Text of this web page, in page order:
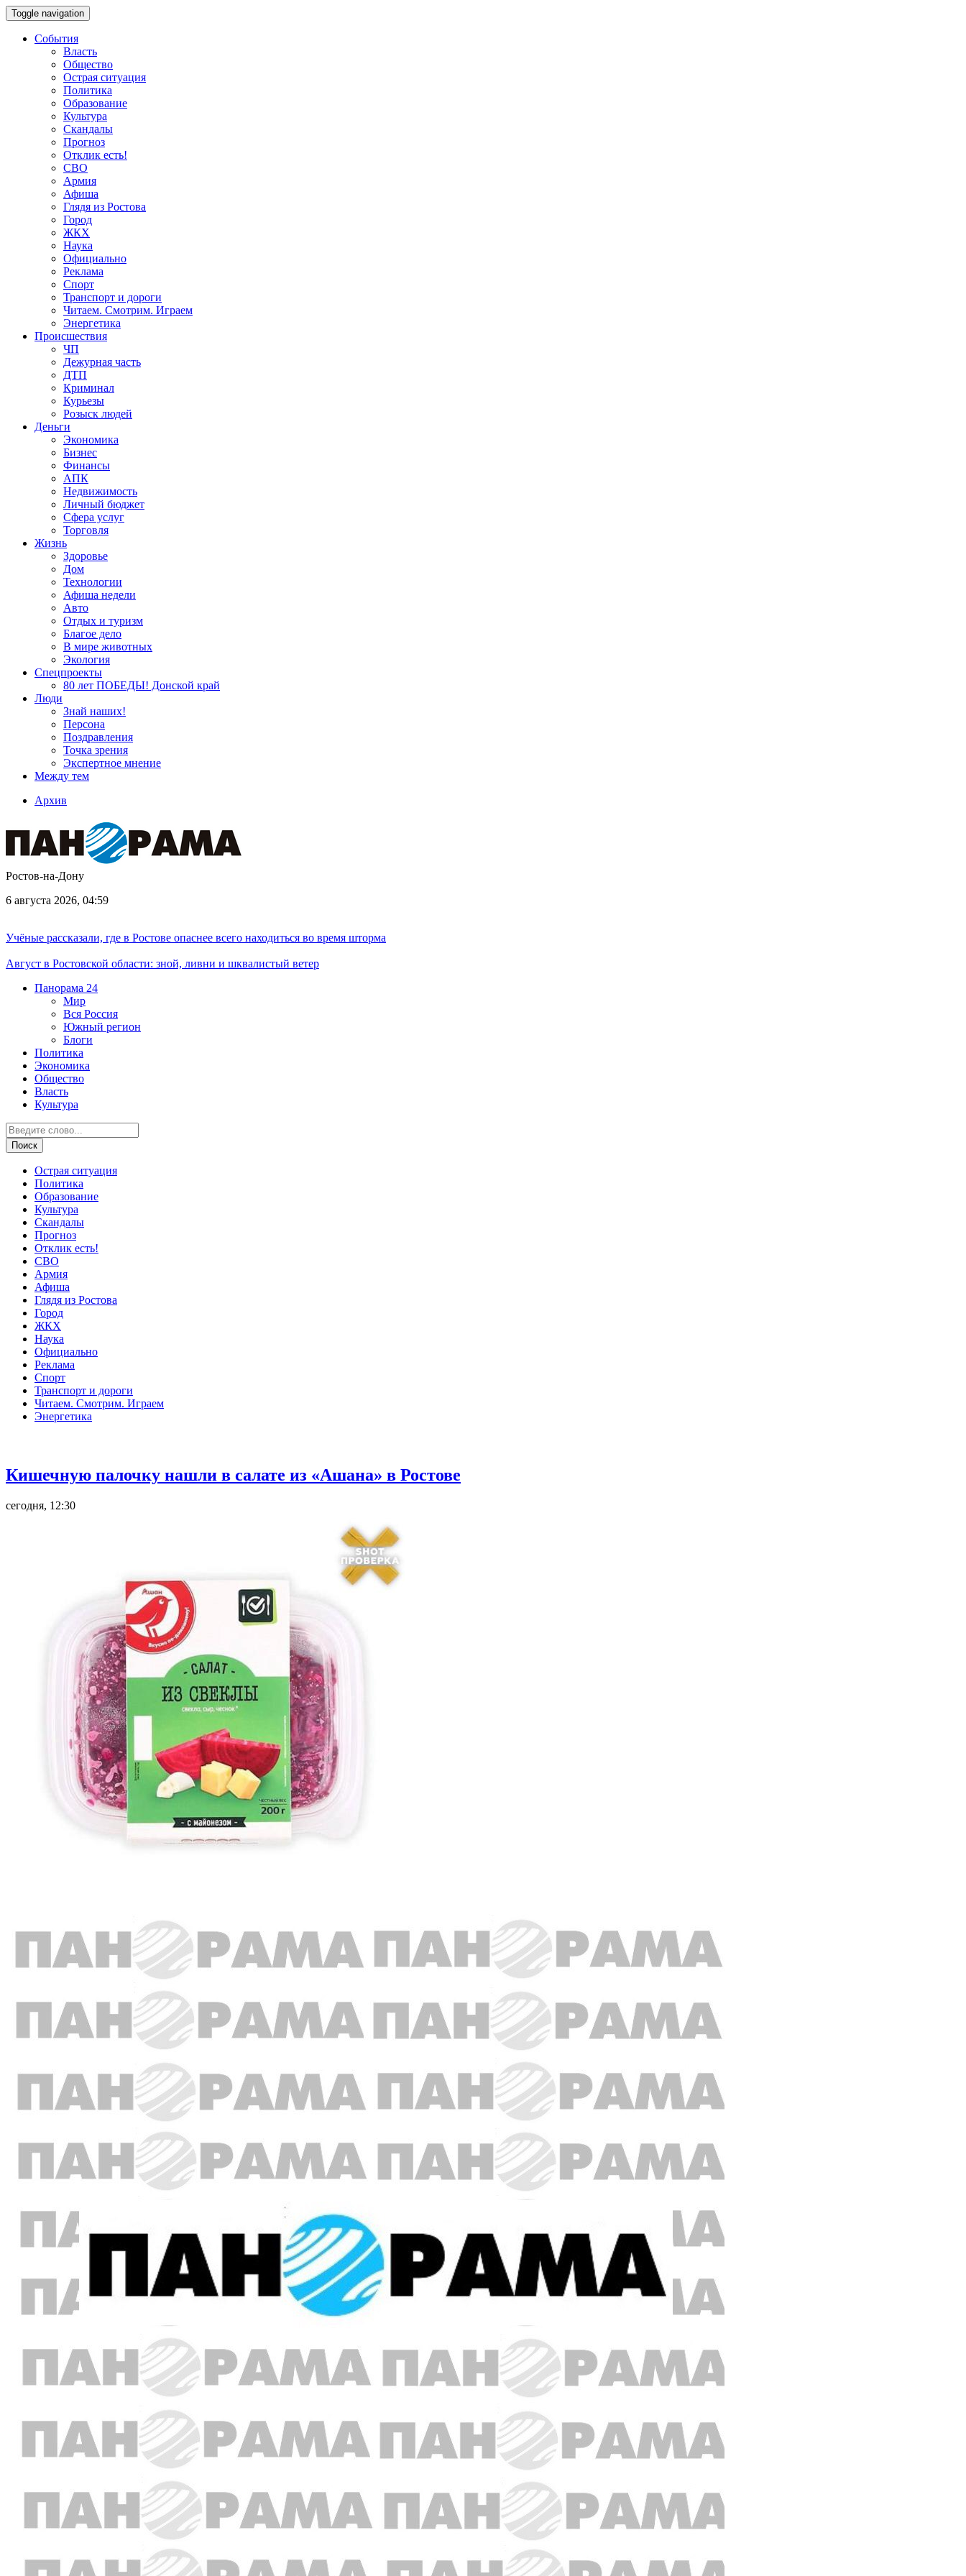
Toggle navigation
События
Власть
Общество
Острая ситуация
Политика
Образование
Культура
Скандалы
Прогноз
Отклик есть!
СВО
Армия
Афиша
Глядя из Ростова
Город
ЖКХ
Наука
Официально
Реклама
Спорт
Транспорт и дороги
Читаем. Смотрим. Играем
Энергетика
Происшествия
ЧП
Дежурная часть
ДТП
Криминал
Курьезы
Розыск людей
Деньги
Экономика
Бизнес
Финансы
АПК
Недвижимость
Личный бюджет
Сфера услуг
Торговля
Жизнь
Здоровье
Дом
Технологии
Афиша недели
Авто
Отдых и туризм
Благое дело
В мире животных
Экология
Спецпроекты
80 лет ПОБЕДЫ! Донской край
Люди
Знай наших!
Персона
Поздравления
Точка зрения
Экспертное мнение
Между тем
Архив
Ростов-на-Дону
6 августа 2026, 04:59
Учёные рассказали, где в Ростове опаснее всего находиться во время шторма
Август в Ростовской области: зной, ливни и шквалистый ветер
Панорама 24
Мир
Вся Россия
Южный регион
Блоги
Политика
Экономика
Общество
Власть
Культура
Острая ситуация
Политика
Образование
Культура
Скандалы
Прогноз
Отклик есть!
СВО
Армия
Афиша
Глядя из Ростова
Город
ЖКХ
Наука
Официально
Реклама
Спорт
Транспорт и дороги
Читаем. Смотрим. Играем
Энергетика
Кишечную палочку нашли в салате из «Ашана» в Ростове
сегодня, 12:30